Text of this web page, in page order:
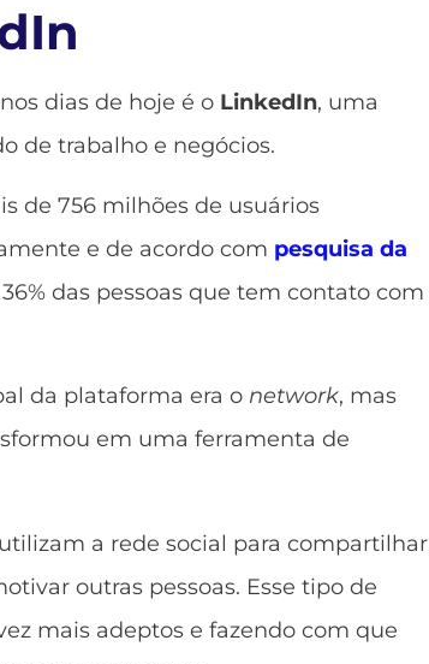
dias de hoje é o LinkedIn, uma
de trabalho e negócios.
de 756 milhões de usuários
e de acordo com pesquisa da
das pessoas que tem contato com
da plataforma era o network, mas
em uma ferramenta de
a rede social para compartilhar
outras pessoas. Esse tipo de
mais adeptos e fazendo com que